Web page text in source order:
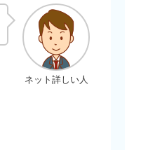
ネット詳しい人